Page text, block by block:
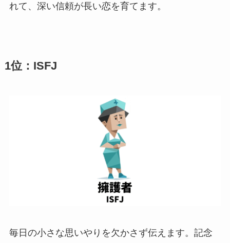
れて、深い信頼が長い恋を育てます。
1位：ISFJ
毎日の小さな思いやりを欠かさず伝えます。記念